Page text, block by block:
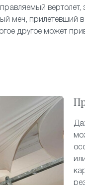
вертолет,
меч, прилетевший
другое может